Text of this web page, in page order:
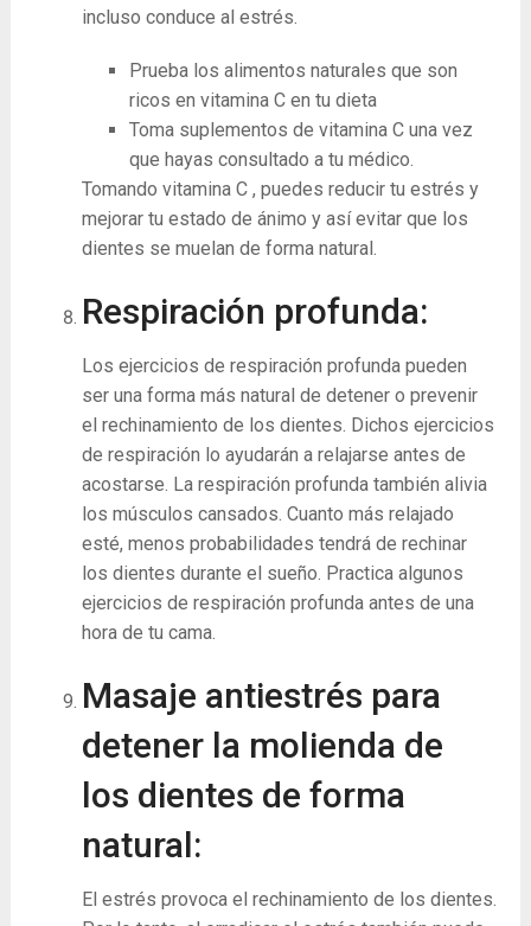
incluso conduce al estrés.
Prueba los alimentos naturales que son
ricos en vitamina C en tu dieta
Toma suplementos de vitamina C una vez
que hayas consultado a tu médico.
Tomando vitamina C , puedes reducir tu estrés y
mejorar tu estado de ánimo y así evitar que los
dientes se muelan de forma natural.
Respiración profunda:
Los ejercicios de respiración profunda pueden
ser una forma más natural de detener o prevenir
el rechinamiento de los dientes. Dichos ejercicios
de respiración lo ayudarán a relajarse antes de
acostarse. La respiración profunda también alivia
los músculos cansados. Cuanto más relajado
esté, menos probabilidades tendrá de rechinar
los dientes durante el sueño. Practica algunos
ejercicios de respiración profunda antes de una
hora de tu cama.
Masaje antiestrés para
detener la molienda de
los dientes de forma
natural:
El estrés provoca el rechinamiento de los dientes.